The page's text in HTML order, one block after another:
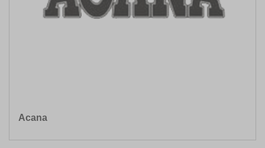
Acana